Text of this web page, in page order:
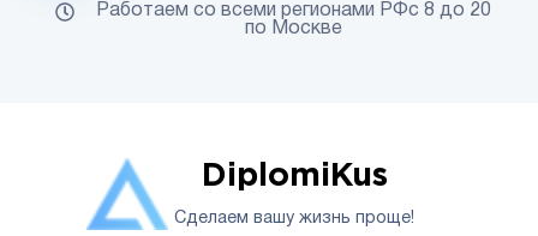
DiplomiKus
Сделаем вашу жизнь проще!
Работаем со всеми регионами РФс 8 до 20
по Москве